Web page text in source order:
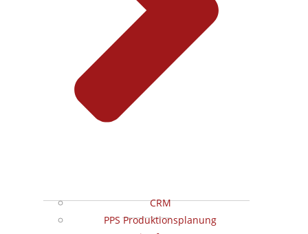
CRM
PPS Produktionsplanung